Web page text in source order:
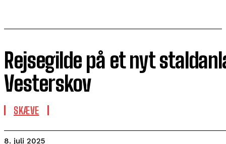
Rejsegilde på et nyt
Vesterskov
SKÆVE
8. juli 2025